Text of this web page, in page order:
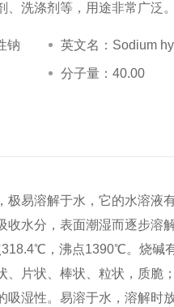
洗涤剂等，用途非常广泛。
钠 英文名：Sodium
分子量：40.00
易溶解于水，它的水溶液
收水分，表面潮湿而逐步溶
，沸点1390℃。烧碱
、片状、棒状、粒状，质脆
吸湿性。易溶于水，溶解时